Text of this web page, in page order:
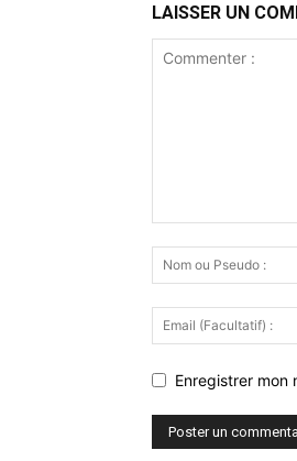
LAISSER UN
Enregistrer mon